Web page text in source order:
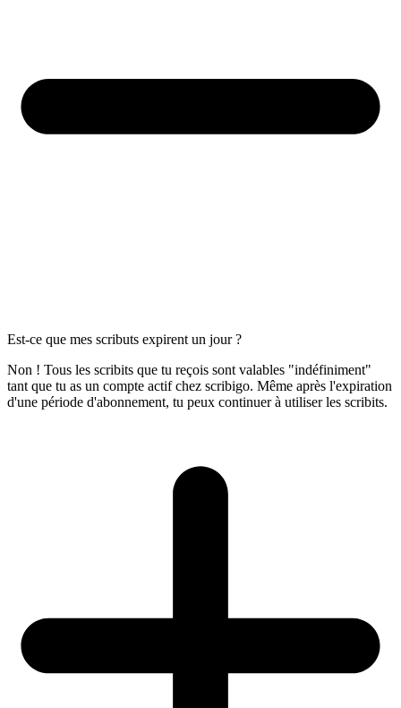
Est-ce que mes scributs expirent un jour ?
Non ! Tous les scribits que tu reçois sont valables "indéfiniment"
tant que tu as un compte actif chez scribigo. Même après l'expiration
d'une période d'abonnement, tu peux continuer à utiliser les scribits.